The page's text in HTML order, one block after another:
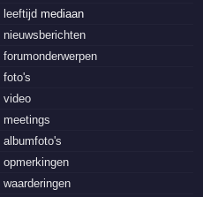
leeftijd mediaan
nieuwsberichten
forumonderwerpen
foto's
video
meetings
albumfoto's
opmerkingen
waarderingen